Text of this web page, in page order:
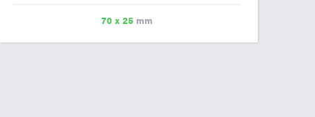
případné další podklady pro výrobu štítku je možné
70 x 25 mm